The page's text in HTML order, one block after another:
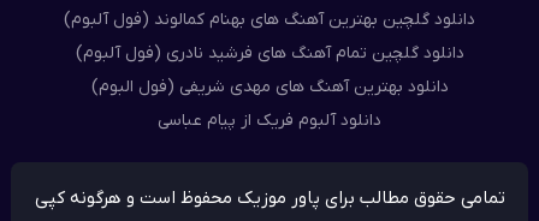
دانلود گلچین بهترین آهنگ های بهنام کمالوند (فول آلبوم)
دانلود گلچین تمام آهنگ های فرشید نادری (فول آلبوم)
دانلود بهترین آهنگ های مهدی شریفی (فول البوم)
دانلود آلبوم فریک از پیام عباسی
تمامی حقوق مطالب برای پاور موزیک محفوظ است و هرگونه کپی